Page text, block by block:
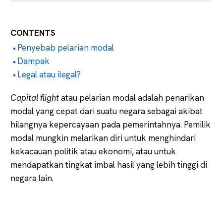
CONTENTS
Penyebab pelarian modal
Dampak
Legal atau ilegal?
Capital flightatau pelarian modal adalah penarikan
modal yang cepat dari suatu negara sebagai akibat
hilangnya kepercayaan pada pemerintahnya. Pemilik
modal mungkin melarikan diri untuk menghindari
kekacauan politik atau ekonomi, atau untuk
mendapatkan tingkat imbal hasil yang lebih tinggi di
negara lain.